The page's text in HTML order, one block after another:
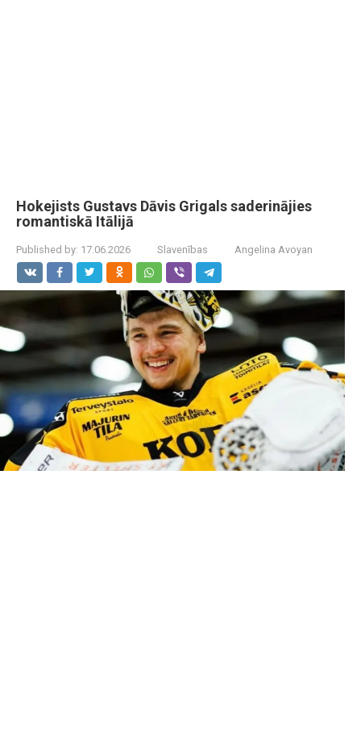
Hokejists Gustavs Dāvis Grigals saderinājies
romantiskā Itālijā
Published by: 17.06.2026 Slavenības Angelina Avoyan